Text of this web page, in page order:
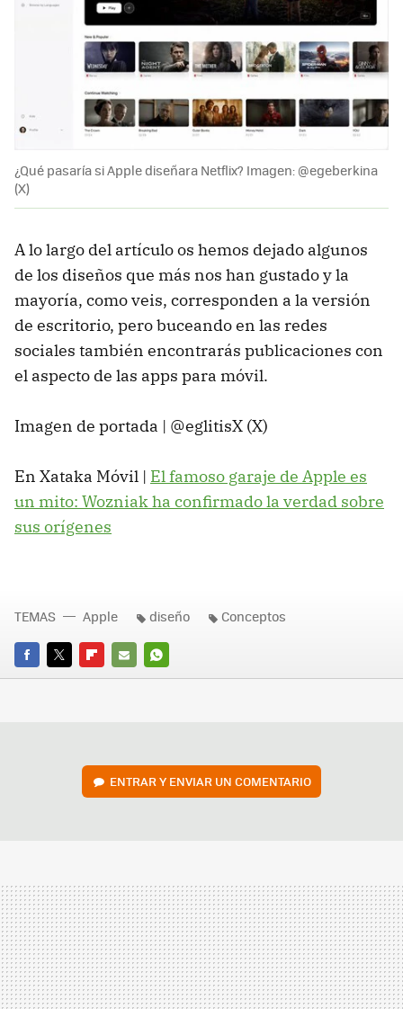
¿Qué pasaría si Apple diseñara Netflix? Imagen: @egeberkina
(X)
A lo largo del artículo os hemos dejado algunos
de los diseños que más nos han gustado y la
mayoría, como veis, corresponden a la versión
de escritorio, pero buceando en las redes
sociales también encontrarás publicaciones con
el aspecto de las apps para móvil.
Imagen de portada | @eglitisX (X)
En Xataka Móvil | El famoso garaje de Apple es
un mito: Wozniak ha confirmado la verdad sobre
sus orígenes
FACEBOOK
TWITTERFLIPBOARD
E-
WHATSAPP
TEMAS Apple diseño Conceptos
ENTRAR Y ENVIAR UN COMENTARIO